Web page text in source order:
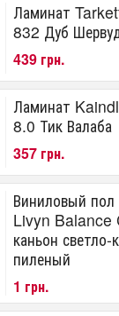
Ламинат
832 Дуб
439 грн.
Ламинат
8.0 Тик Валаба
357 грн.
Виниловый
Livyn Balance
каньон светло-
пиленый
1 грн.